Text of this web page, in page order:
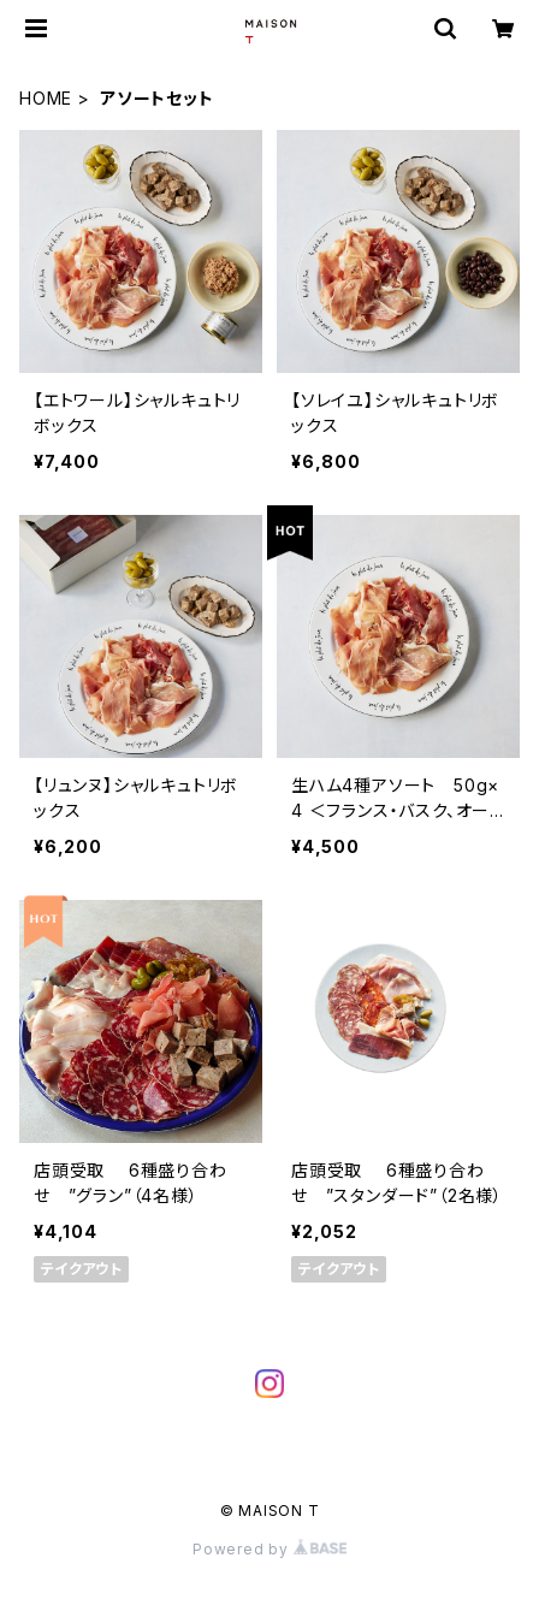
HOME アソートセット
【エトワール】シャルキュトリ
ボックス
¥7,400
【ソレイユ】シャルキュトリボ
ックス
¥6,800
【リュンヌ】シャルキュトリボ
ックス
¥6,200
生ハム4種アソート 50g×
4 ＜フランス・バスク、オー
ヴェルニュ＞
¥4,500
店頭受取 6種盛り合わ
せ ”グラン”（4名様）
¥4,104
テイクアウト
店頭受取 6種盛り合わ
せ ”スタンダード”（2名様）
¥2,052
テイクアウト
© MAISON T
Powered by